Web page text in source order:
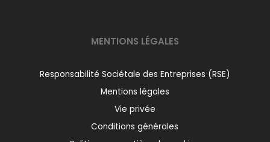
MENTIONS LÉGALES
Responsabilité Sociétale des Entreprises (RSE)
Mentions légales
Vie privée
Conditions générales